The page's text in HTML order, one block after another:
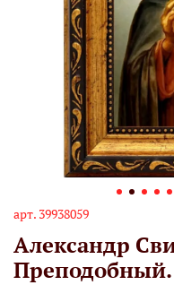
арт. 39938059
Александр
Преподобный.